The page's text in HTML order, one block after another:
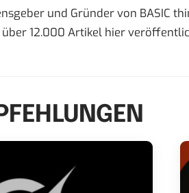
und Gründer von BASIC
12.000 Artikel hier